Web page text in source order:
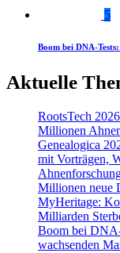
5
Boom bei DNA-
Aktuelle
RootsTech
Millionen
Genealogica
mit Vorträgen,
Millionen neue
MyHeritage:
Milliarden
Boom bei
wachsenden